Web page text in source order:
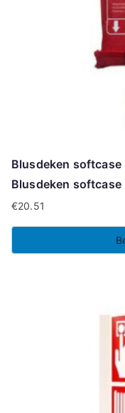
Blusdeken softcase
Blusdeken softcase
€20.51